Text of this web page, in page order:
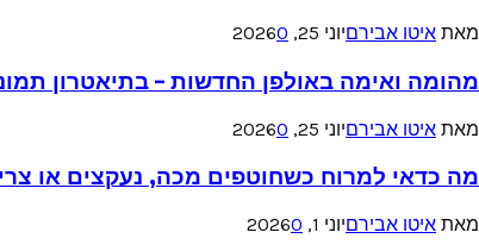
מאת איטו אבירםיוני 25, 2026 0
מהומה ואימה באולפן החדשות – בתיאטרון
מאת איטו אבירםיוני 25, 2026 0
מה כדאי למרוח כשחוטפים מכה, נעקצים או
מאת איטו אבירםיוני 1, 2026 0